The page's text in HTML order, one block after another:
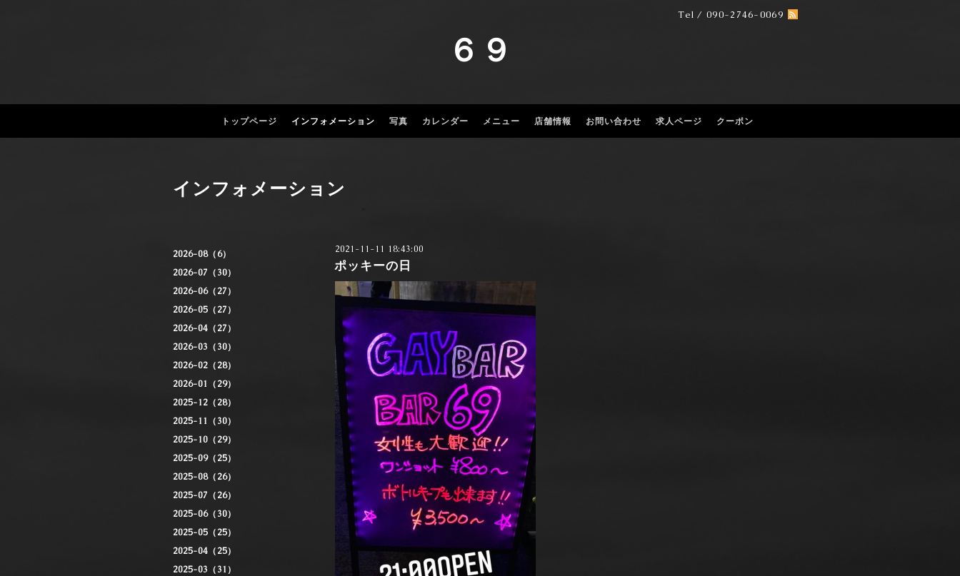
Tel / 090-2746-0069
６９
トップページ インフォメーション 写真 カレンダー メニュー 店舗情報 お問い合わせ 求人ページ クーポン
2026-08（6）
2026-07（30）
2026-06（27）
2026-05（27）
2026-04（27）
2026-03（30）
2026-02（28）
2026-01（29）
2025-12（28）
2025-11（30）
2025-10（29）
2025-09（25）
2025-08（26）
2025-07（26）
2025-06（30）
2025-05（25）
2025-04（25）
2025-03（31）
インフォメーション
2021-11-11 18:43:00
ポッキーの日